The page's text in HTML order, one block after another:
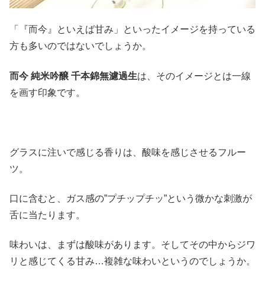
「『而今』といえば甘み」といったイメージを持っている
方も多いのではないでしょうか。
而今 純米吟醸 千本錦無濾過生は、そのイメージとは一線
を画す印象です。
グラスに注いで感じる香りは、酸味を感じさせるフルー
ツ。
口に含むと、ガス感の”プチップチッ”という微かな刺激が
舌に当たります。
味わいは、まずは酸味があります。そしてその中からジワ
リと感じてくる甘み…複雑な味わいというのでしょうか。